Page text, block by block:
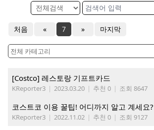
처음 « 7 » 마지막
[Costco] 레스토랑 기프트카드
KReporter3 | 2023.03.20 | 추천 0 | 조회 8647
코스트코 이용 꿀팁! 어디까지 알고 계세요?
KReporter3 | 2022.11.02 | 추천 0 | 조회 9127